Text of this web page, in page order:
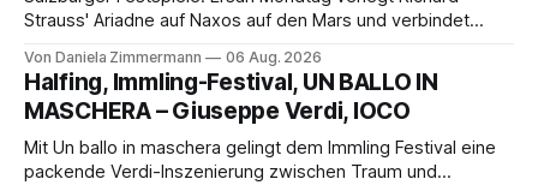
Strauss' Ariadne auf Naxos auf den Mars und verbindet
Aufführung mit starken Solisten und den Wiener
Philharmonikern, szenisch bleibt der zweite Akt jedoch
hinter den Erwartungen zurück.
Von Daniela Zimmermann 06 Aug. 2026
Halfing, Immling-Festival, UN BALLO IN
MASCHERA – Giuseppe Verdi, IOCO
Mit Un ballo in maschera gelingt dem Immling Festival eine
packende Verdi-Inszenierung zwischen Traum und